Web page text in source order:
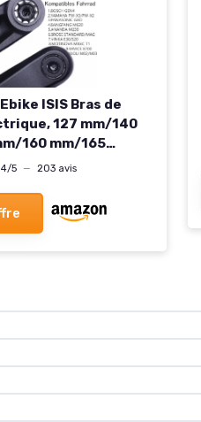
ISIS Bras de
127 mm/140
160 mm/165
175 mm pour
PW-X2, BANGFANG
Standard/MAG,
5 — 203 avis